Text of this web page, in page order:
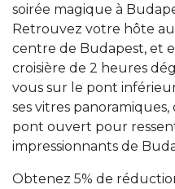
soirée magique à
Retrouvez votre hôte
centre de Budapest, et
croisière de 2 heures
vous sur le pont
ses vitres
pont ouvert pour
impressionnants de
Obtenez 5% de